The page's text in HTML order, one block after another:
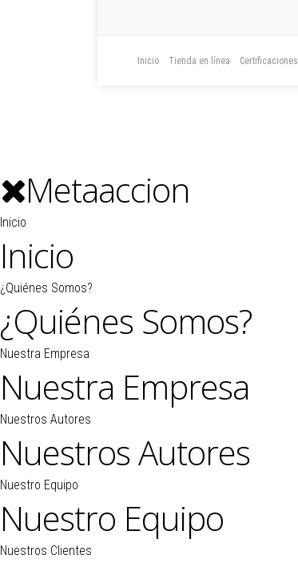
Inicio Tienda en línea Certificaciones
Metaaccion
Inicio
Inicio
¿Quiénes Somos?
¿Quiénes Somos?
Nuestra Empresa
Nuestra Empresa
Nuestros Autores
Nuestros Autores
Nuestro Equipo
Nuestro Equipo
Nuestros Clientes